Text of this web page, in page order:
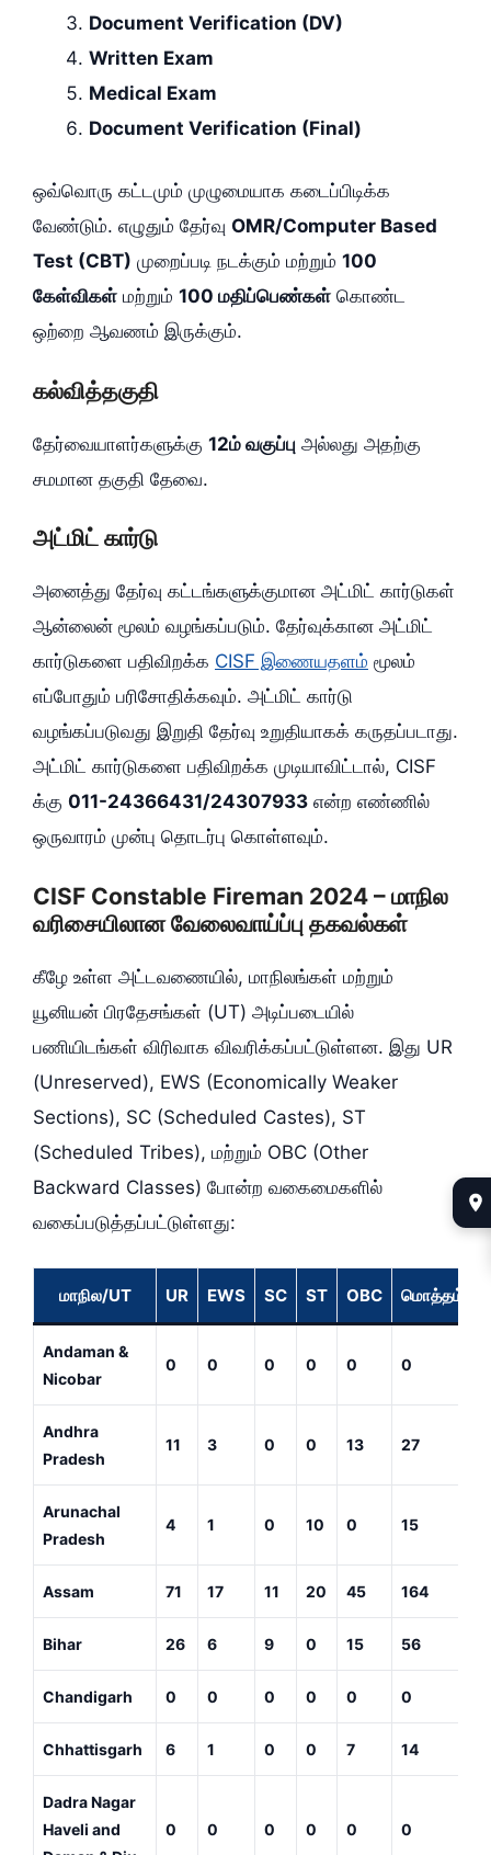
Document Verification (DV)
Written Exam
Medical Exam
Document Verification (Final)
ஒவ்வொரு கட்டமும் முழுமையாக கடைப்பிடிக்க
வேண்டும். எழுதும் தேர்வு OMR/Computer Based
Test (CBT) முறைப்படி நடக்கும் மற்றும் 100
கேள்விகள் மற்றும் 100 மதிப்பெண்கள் கொண்ட
ஒற்றை ஆவணம் இருக்கும்.
கல்வித்தகுதி
தேர்வையாளர்களுக்கு 12ம் வகுப்பு அல்லது அதற்கு
சமமான தகுதி தேவை.
அட்மிட் கார்டு
அனைத்து தேர்வு கட்டங்களுக்குமான அட்மிட் கார்டுகள்
ஆன்லைன் மூலம் வழங்கப்படும். தேர்வுக்கான அட்மிட்
கார்டுகளை பதிவிறக்க CISF இணையதளம் மூலம்
எப்போதும் பரிசோதிக்கவும். அட்மிட் கார்டு
வழங்கப்படுவது இறுதி தேர்வு உறுதியாகக் கருதப்படாது.
அட்மிட் கார்டுகளை பதிவிறக்க முடியாவிட்டால், CISF
க்கு 011-24366431/24307933 என்ற எண்ணில்
ஒருவாரம் முன்பு தொடர்பு கொள்ளவும்.
CISF Constable Fireman 2024 – மாநில
வரிசையிலான வேலைவாய்ப்பு தகவல்கள்
கீழே உள்ள அட்டவணையில், மாநிலங்கள் மற்றும்
யூனியன் பிரதேசங்கள் (UT) அடிப்படையில்
பணியிடங்கள் விரிவாக விவரிக்கப்பட்டுள்ளன. இது UR
(Unreserved), EWS (Economically Weaker
Sections), SC (Scheduled Castes), ST
(Scheduled Tribes), மற்றும் OBC (Other
Backward Classes) போன்ற வகைமைகளில்
வகைப்படுத்தப்பட்டுள்ளது:
மாநில/UT UR EWS SC ST OBC மொத்தம்
Andaman &
Nicobar
0 0 0 0 0 0
Andhra
Pradesh
11 3 0 0 13 27
Arunachal
Pradesh
4 1 0 10 0 15
Assam 71 17 11 20 45 164
Bihar 26 6 9 0 15 56
Chandigarh 0 0 0 0 0 0
Chhattisgarh 6 1 0 0 7 14
Dadra Nagar
Haveli and
0 0 0 0 0 0